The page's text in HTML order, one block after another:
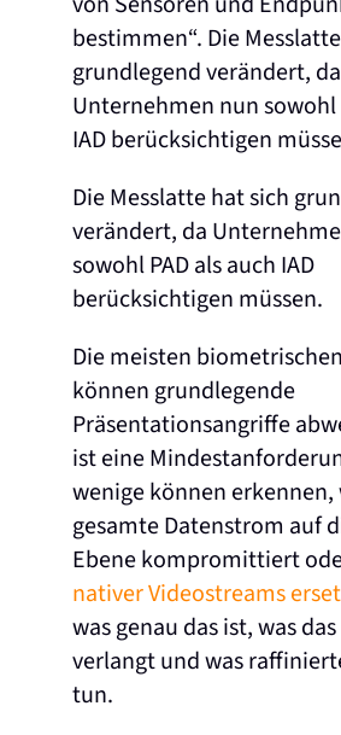
bestimmen“. Die
grundlegend verändert, da
Unternehmen nun sowohl
IAD berücksichtigen
Die Messlatte hat sich
verändert, da
sowohl PAD als auch IAD
berücksichtigen müssen.
Die meisten
können grundlegende
Präsentationsangriffe
ist eine
wenige können erkennen,
gesamte Datenstrom auf
Ebene kompromittiert
nativer Videostreams
was genau das ist, was
verlangt und was
tun.